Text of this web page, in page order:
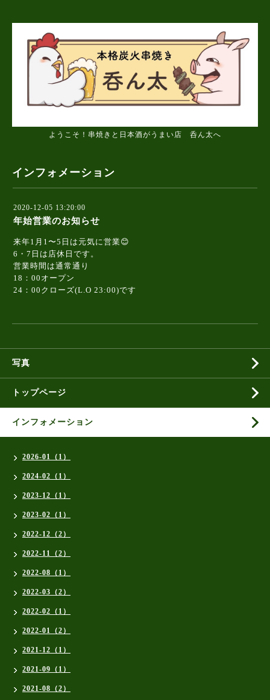
ようこそ！串焼きと日本酒がうまい店 呑ん太へ
インフォメーション
2020-12-05 13:20:00
年始営業のお知らせ
来年1月1〜5日は元気に営業😊
6・7日は店休日です。
営業時間は通常通り
18：00オープン
24：00クローズ(L.O 23:00)です
写真
トップページ
インフォメーション
2026-01（1）
2024-02（1）
2023-12（1）
2023-02（1）
2022-12（2）
2022-11（2）
2022-08（1）
2022-03（2）
2022-02（1）
2022-01（2）
2021-12（1）
2021-09（1）
2021-08（2）